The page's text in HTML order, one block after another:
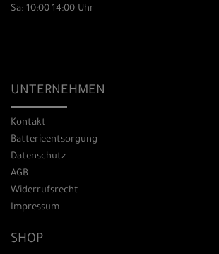
Sa: 10:00-14:00 Uhr
UNTERNEHMEN
Kontakt
Batterieentsorgung
Datenschutz
AGB
Widerrufsrecht
Impressum
SHOP